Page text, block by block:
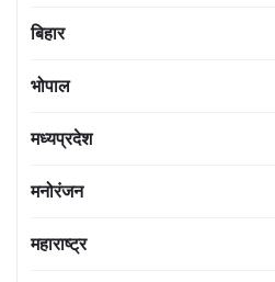
बिहार
भोपाल
मध्यप्रदेश
मनोरंजन
महाराष्ट्र